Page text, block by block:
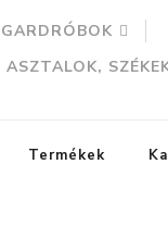
GARDRÓBOK
ASZTALOK,
Termékek